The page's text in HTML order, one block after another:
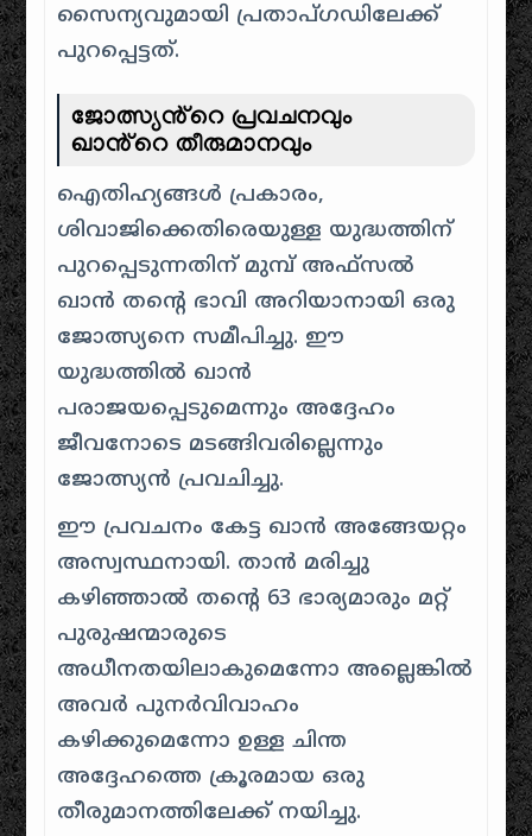
സൈന്യവുമായി പ്രതാപ്ഗഡിലേക്ക്
പുറപ്പെട്ടത്.
ജോത്സ്യൻ്റെ പ്രവചനവും
ഖാൻ്റെ തീരുമാനവും
ഐതിഹ്യങ്ങൾ പ്രകാരം,
ശിവാജിക്കെതിരെയുള്ള യുദ്ധത്തിന്
പുറപ്പെടുന്നതിന് മുമ്പ് അഫ്സൽ
ഖാൻ തന്റെ ഭാവി അറിയാനായി ഒരു
ജോത്സ്യനെ സമീപിച്ചു. ഈ
യുദ്ധത്തിൽ ഖാൻ
പരാജയപ്പെടുമെന്നും അദ്ദേഹം
ജീവനോടെ മടങ്ങിവരില്ലെന്നും
ജോത്സ്യൻ പ്രവചിച്ചു.
ഈ പ്രവചനം കേട്ട ഖാൻ അങ്ങേയറ്റം
അസ്വസ്ഥനായി. താൻ മരിച്ചു
കഴിഞ്ഞാൽ തന്റെ 63 ഭാര്യമാരും മറ്റ്
പുരുഷന്മാരുടെ
അധീനതയിലാകുമെന്നോ അല്ലെങ്കിൽ
അവർ പുനർവിവാഹം
കഴിക്കുമെന്നോ ഉള്ള ചിന്ത
അദ്ദേഹത്തെ ക്രൂരമായ ഒരു
തീരുമാനത്തിലേക്ക് നയിച്ചു.